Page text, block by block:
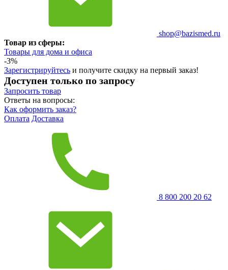
shop@bazismed.ru
Товар из сферы:
Товары для дома и офиса
-3%
Зарегистрируйтесь и получите скидку на первый заказ!
Доступен только по запросу
Запросить товар
Ответы на вопросы:
Как оформить заказ?
Оплата Доставка
8 800 200 20 62